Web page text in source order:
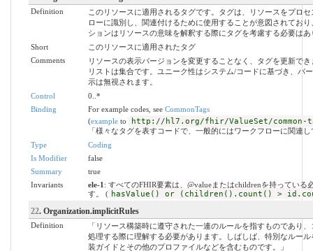
Definition
このリソースに適用されるタグです。タグは、リソースをプロ
ローに識別し、関連付けるために使用することが意図されてお
ションはリソースの意味を解釈する際にタグを考慮する必要はあ
Short
このリソースに適用されたタグ
Comments
リソースの表示バージョンを変更することなく、タグを更新で
リストは集合です。ユニーク性はシステム/コードに基づき、バ
示は無視されます。
Control
0..*
Binding
For example codes, see CommonTags
(exampleto http://hl7.org/fhir/ValueSet/common-
「様々なタグを表すコードで、一般的にはワークフローに関連
Type
Coding
Is Modifier
false
Summary
true
Invariants
ele-1 : すべてのFHIR要素は、@valueまたはchildrenを持っている
す。 ( hasValue() or (children().count() >
22. Organization.implicitRules
Definition
「リソース構築時に遵守された一連のルールを指すものであり
処理する際に理解する必要があります。しばしば、特別なルール
装ガイドとその他のプロファイルなどを含むものです。」